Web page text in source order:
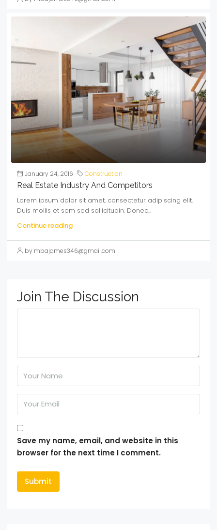
January 24, 2016 Construction
Real Estate Industry And Competitors
Lorem ipsum dolor sit amet, consectetur adipiscing elit.
Duis mollis et sem sed sollicitudin. Donec...
Continue reading
by mbajames346@gmail.com
Join The Discussion
Save my name, email, and website in this
browser for the next time I comment.